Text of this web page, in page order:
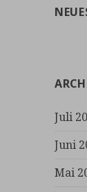
Juli
Juni
Mai